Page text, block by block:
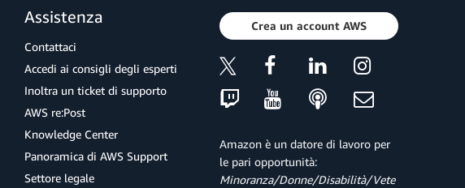
Assistenza
Contattaci
Accedi ai consigli degli esperti
Inoltra un ticket di supporto
AWS re:Post
Knowledge Center
Panoramica di AWS Support
Settore legale
Crea un account AWS
Amazon è un datore di lavoro per
le pari opportunità:
Minoranza/Donne/Disabilità/Vete